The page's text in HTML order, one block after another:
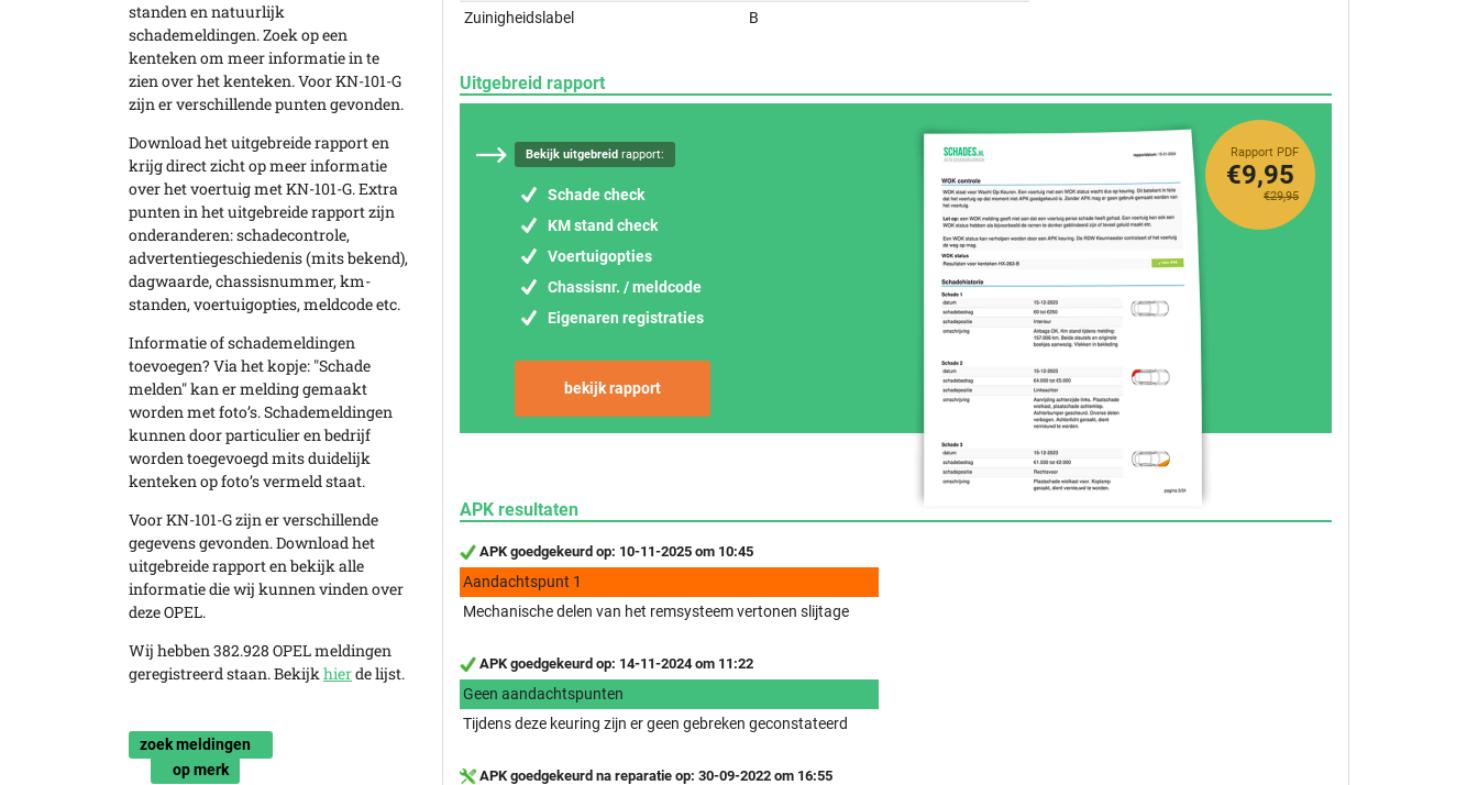
standen en natuurlijk
schademeldingen. Zoek op een
kenteken om meer informatie in te
zien over het kenteken. Voor KN-101-G
zijn er verschillende punten gevonden.
Download het uitgebreide rapport en
krijg direct zicht op meer informatie
over het voertuig met KN-101-G. Extra
punten in het uitgebreide rapport zijn
onderanderen: schadecontrole,
advertentiegeschiedenis (mits bekend),
dagwaarde, chassisnummer, km-
standen, voertuigopties, meldcode etc.
Informatie of schademeldingen
toevoegen? Via het kopje: "Schade
melden" kan er melding gemaakt
worden met foto’s. Schademeldingen
kunnen door particulier en bedrijf
worden toegevoegd mits duidelijk
kenteken op foto’s vermeld staat.
Voor KN-101-G zijn er verschillende
gegevens gevonden. Download het
uitgebreide rapport en bekijk alle
informatie die wij kunnen vinden over
deze OPEL.
Wij hebben 382.928 OPEL meldingen
geregistreerd staan. Bekijkhierde lijst.
zoek meldingen
op merk
Zuinigheidslabel
B
Uitgebreid rapport
Bekijk uitgebreid rapport:
Schade check
KM stand check
Voertuigopties
Chassisnr. / meldcode
Eigenaren registraties
bekijk rapport
Rapport PDF
€29,95
€9,95
APK resultaten
APK goedgekeurd op: 10-11-2025 om 10:45
Aandachtspunt 1
Mechanische delen van het remsysteem vertonen slijtage
APK goedgekeurd op: 14-11-2024 om 11:22
Geen aandachtspunten
Tijdens deze keuring zijn er geen gebreken geconstateerd
APK goedgekeurd na reparatie op: 30-09-2022 om 16:55